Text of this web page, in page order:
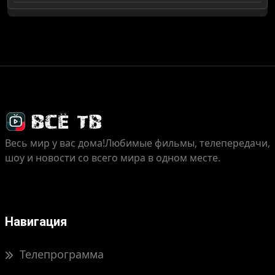
Весь мир у вас дома!Любимые фильмы, телепередачи,
шоу и новости со всего мира в одном месте.
Навигация
Телепрограмма